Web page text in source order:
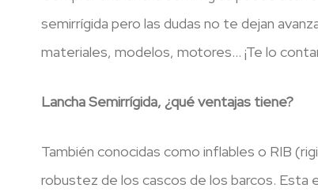
semirrígida pero las dudas no te dejan
materiales, modelos, motores… ¡Te lo
Lancha Semirrígida, ¿qué ventajas tiene?
También conocidas como inflables o RIB
robustez de los cascos de los barcos. Esta